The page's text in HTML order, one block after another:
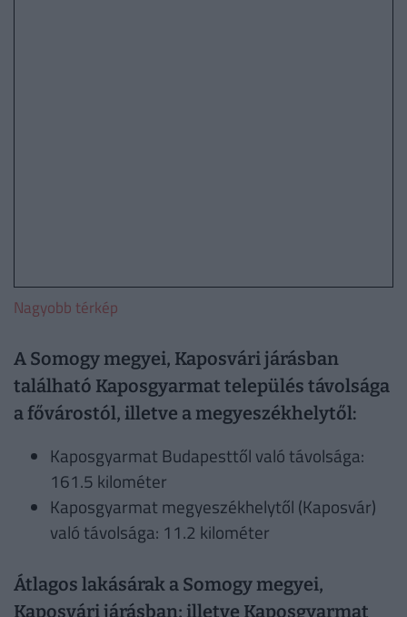
Nagyobb térkép
A Somogy megyei, Kaposvári járásban
található Kaposgyarmat település távolsága
a fővárostól, illetve a megyeszékhelytől:
Kaposgyarmat Budapesttől való távolsága:
161.5 kilométer
Kaposgyarmat megyeszékhelytől (Kaposvár)
való távolsága: 11.2 kilométer
Átlagos lakásárak a Somogy megyei,
Kaposvári járásban; illetve Kaposgyarmat